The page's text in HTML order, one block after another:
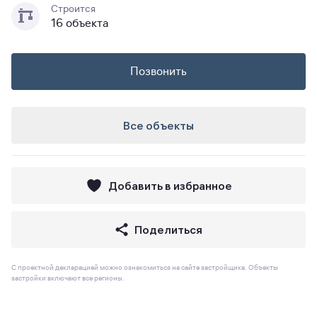
Строится
16 объекта
Позвонить
Все объекты
Добавить в избранное
Поделиться
С проектной декларацией можно ознакомиться на сайте застройщика. Объекты
застройки включают все регионы.